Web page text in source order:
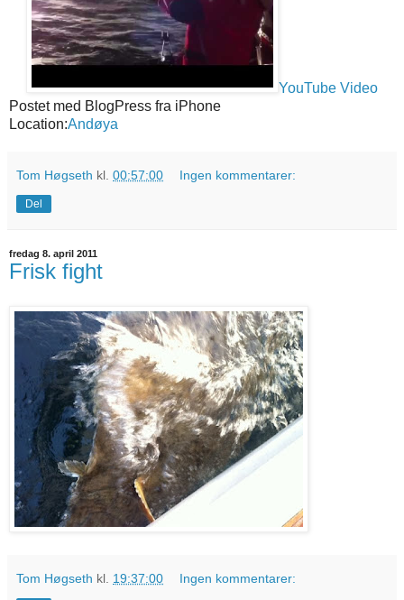
YouTube Video
Postet med BlogPress fra iPhone
Location:Andøya
Tom Høgseth kl. 00:57:00 Ingen kommentarer:
Del
fredag 8. april 2011
Frisk fight
Tom Høgseth kl. 19:37:00 Ingen kommentarer: